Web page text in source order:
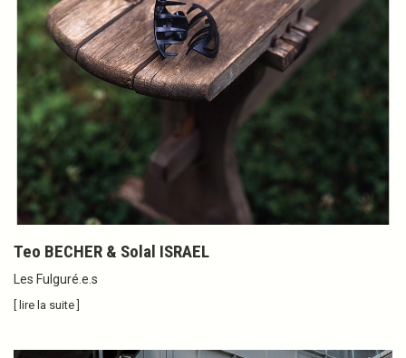
Teo BECHER & Solal ISRAEL
Les Fulguré.e.s
[ lire la suite ]